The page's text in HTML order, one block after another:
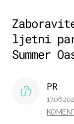
ljetni
Summer
PR